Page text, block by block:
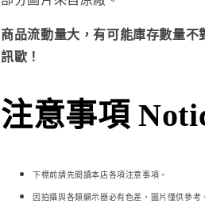
商品流動量大，有可能庫存數量
訊歐！
注意事項
下標前請先閱讀本店各項注意事項。
因拍攝與各類顯示器必有色差，圖片僅供參考